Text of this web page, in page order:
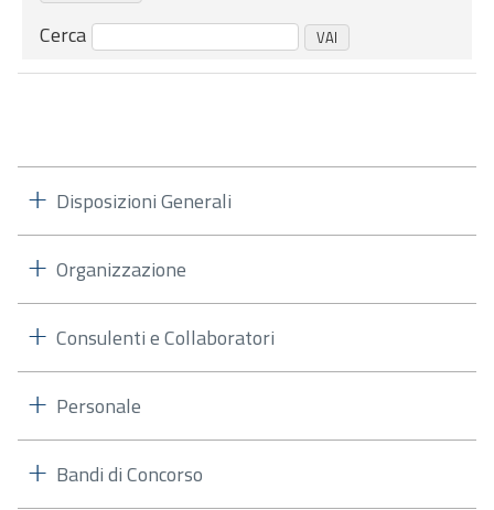
Cerca
Disposizioni Generali
Organizzazione
Consulenti e Collaboratori
Personale
Bandi di Concorso